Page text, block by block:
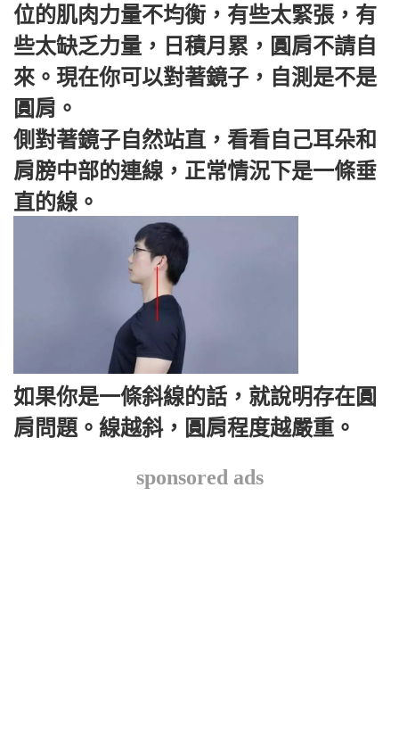
位的肌肉力量不均衡，有些太緊張，有
些太缺乏力量，日積月累，圓肩不請自
來。現在你可以對著鏡子，自測是不是
圓肩。
側對著鏡子自然站直，看看自己耳朵和
肩膀中部的連線，正常情況下是一條垂
直的線。
如果你是一條斜線的話，就說明存在圓
肩問題。線越斜，圓肩程度越嚴重。
sponsored ads